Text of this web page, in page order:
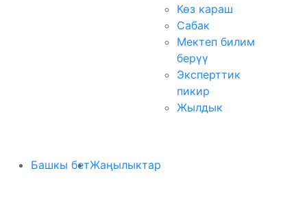
Көз караш
Сабак
Мектеп билим
берүү
Эксперттик
пикир
Жылдык
Башкы бетЖаңылыктар